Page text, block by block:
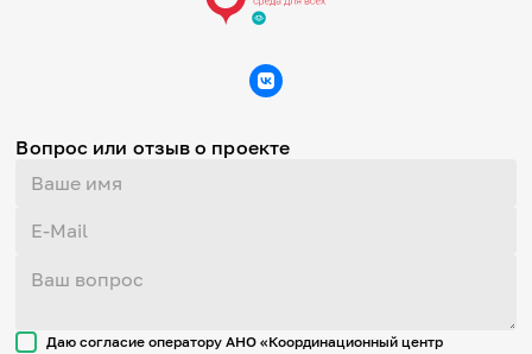
Вопрос или отзыв о проекте
Даю согласие оператору АНО «Координационный центр